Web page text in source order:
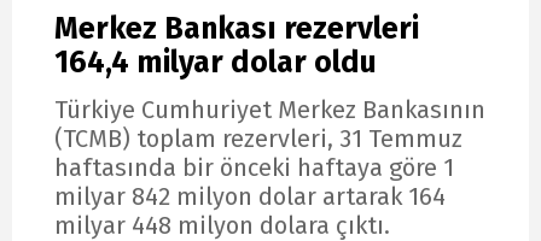
Merkez Bankası rezervleri
164,4 milyar dolar oldu
Türkiye Cumhuriyet Merkez Bankasının
(TCMB) toplam rezervleri, 31 Temmuz
haftasında bir önceki haftaya göre 1
milyar 842 milyon dolar artarak 164
milyar 448 milyon dolara çıktı.